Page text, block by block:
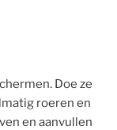
Doe ze
roeren en
en aanvullen